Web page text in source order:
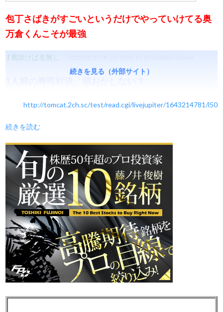
包丁さばきがすごいというだけでやっていけてる奥
万倉くんこそが最強
1 風吹けば名無し
http://tomcat.2ch.sc/test/read.cgi/livejupiter/1643214781/l50
続きを読む
続きを見る（外部サイト）